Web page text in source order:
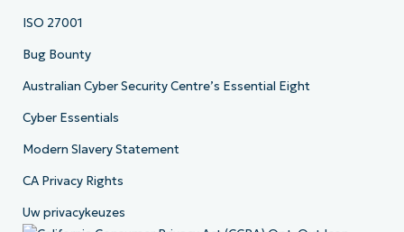
ISO 27001
Bug Bounty
Australian Cyber Security Centre’s Essential Eight
Cyber Essentials
Modern Slavery Statement
CA Privacy Rights
Uw privacykeuzes